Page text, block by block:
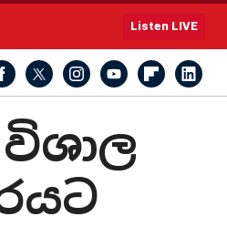
Listen LIVE